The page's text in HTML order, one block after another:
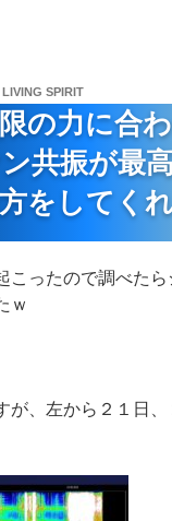
SPIRIT
の力に合
共振が最
をしてく
こったので調べた
ｗ
が、左から２１日